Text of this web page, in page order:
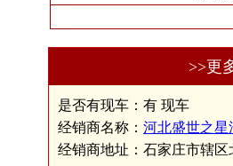
>>更
是否有现车：有 现车
经销商名称： 河北盛世之星
经销商地址：石家庄市辖